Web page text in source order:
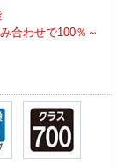
合わせで100％～